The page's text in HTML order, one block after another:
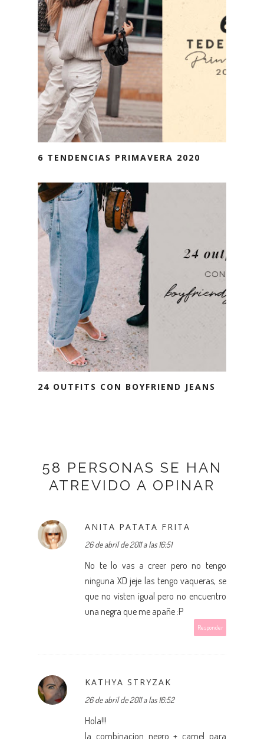
6 TENDENCIAS PRIMAVERA 2020
24 OUTFITS CON BOYFRIEND JEANS
58 PERSONAS SE HAN
ATREVIDO A OPINAR
ANITA PATATA FRITA
26 de abril de 2011 a las 16:51
No te lo vas a creer pero no tengo
ninguna XD jeje las tengo vaqueras, se
que no visten igual pero no encuentro
una negra que me apañe :P
Responder
KATHYA STRYZAK
26 de abril de 2011 a las 16:52
Hola!!!
la combinacion negro + camel para